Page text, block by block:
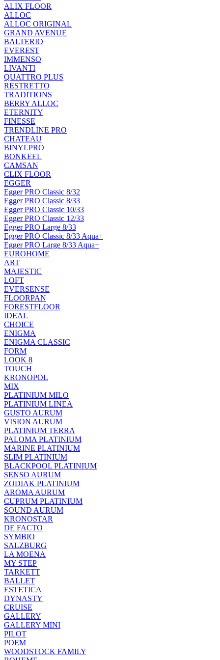
ALIX FLOOR
ALLOC
ALLOC ORIGINAL
GRAND AVENUE
BALTERIO
EVEREST
IMMENSO
LIVANTI
QUATTRO PLUS
RESTRETTO
TRADITIONS
BERRY ALLOC
ETERNITY
FINESSE
TRENDLINE PRO
CHATEAU
BINYLPRO
BONKEEL
CAMSAN
CLIX FLOOR
EGGER
Egger PRO Classic 8/32
Egger PRO Classic 8/33
Egger PRO Classic 10/33
Egger PRO Classic 12/33
Egger PRO Large 8/33
Egger PRO Classic 8/33 Aqua+
Egger PRO Large 8/33 Aqua+
EUROHOME
ART
MAJESTIC
LOFT
EVERSENSE
FLOORPAN
FORESTFLOOR
IDEAL
CHOICE
ENIGMA
ENIGMA CLASSIC
FORM
LOOK 8
TOUCH
KRONOPOL
MIX
PLATINIUM MILO
PLATINIUM LINEA
GUSTO AURUM
VISION AURUM
PLATINIUM TERRA
PALOMA PLATINIUM
MARINE PLATINIUM
SLIM PLATINIUM
BLACKPOOL PLATINIUM
SENSO AURUM
ZODIAK PLATINIUM
AROMA AURUM
CUPRUM PLATINIUM
SOUND AURUM
KRONOSTAR
DE FACTO
SYMBIO
SALZBURG
LA MOENA
MY STEP
TARKETT
BALLET
ESTETICA
DYNASTY
CRUISE
GALLERY
GALLERY MINI
PILOT
POEM
WOODSTOCK FAMILY